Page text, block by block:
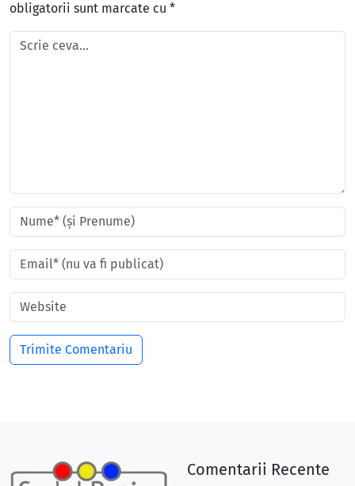
obligatorii sunt marcate cu *
Comentarii Recente